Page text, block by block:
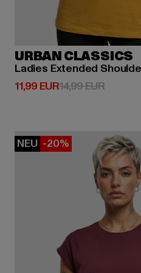
URBAN CLASSICS
Ladies Extended
11,99 EUR
Derzeitiger Preis: 11,99 EUR
14,99 EUR
NEU -20%